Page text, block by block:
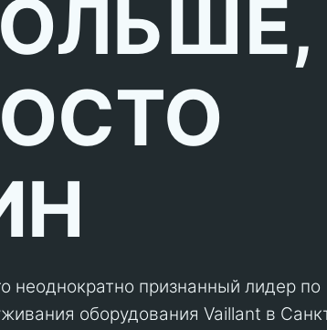
неоднократно признанный лидер по
оборудования Vaillant в